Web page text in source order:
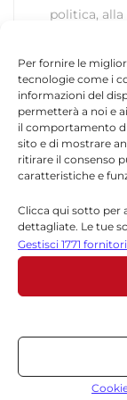
Per fornire le
tecnologie come i
informazioni del
permetterà a noi e
il comportamento
sito e di mostrare
ritirare il consenso
caratteristiche e
Clicca qui sotto per
dettagliate. Le tue
sito. È possibile
compreso il ritiro
Policy o cliccando
inferiore dello
Statistiche
Archiviare
prestazioni degli
Gestisci 1771 fornitori
politica, alla
Lascia un
Il tuo indirizzo
obbligatori sono
Commento*